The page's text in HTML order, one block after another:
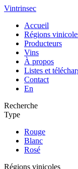
Vintrinsec
Accueil
Régions
Producteurs
Vins
À propos
Listes et
Contact
En
Recherche
Type
Rouge
Blanc
Rosé
Régions vinicoles